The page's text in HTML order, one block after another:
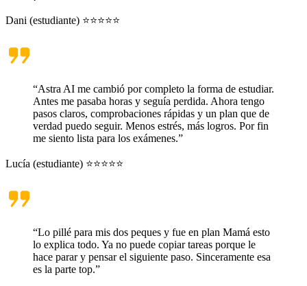
Dani (estudiante) ⭐⭐⭐⭐⭐
“Astra AI me cambió por completo la forma de estudiar.
Antes me pasaba horas y seguía perdida. Ahora tengo
pasos claros, comprobaciones rápidas y un plan que de
verdad puedo seguir. Menos estrés, más logros. Por fin
me siento lista para los exámenes.”
Lucía (estudiante) ⭐⭐⭐⭐⭐
“Lo pillé para mis dos peques y fue en plan Mamá esto
lo explica todo. Ya no puede copiar tareas porque le
hace parar y pensar el siguiente paso. Sinceramente esa
es la parte top.”